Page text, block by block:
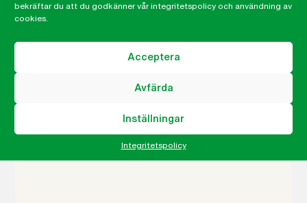
bekräftar du att du godkänner vår integritetspolicy och användning av
cookies.
Acceptera
Avfärda
Inställningar
Integritetspolicy